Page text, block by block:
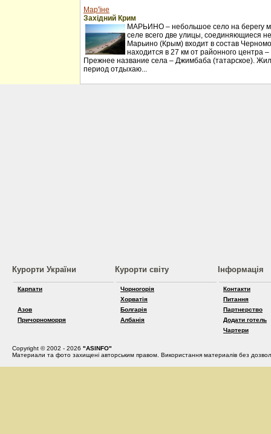
Мар'їне
Західний Крим
МАРЬИНО – небольшое село на берегу
селе всего две улицы, соединяющиеся
Марьино (Крым) входит в состав
находится в 27 км от районного центра
Прежнее название села – Джимбаба (татарское).
период отдыхаю...
Курорти України
Карпати
Азов
Причорноморря
Курорти світу
Чорногорія
Хорватія
Болгарія
Албанія
Інформація
Контакти
Питання
Партнерство
Додати готель
Чартери
Copyright © 2002 - 2026 "ASINFO"
Материали та фото захищені авторським правом. Використання материалів без